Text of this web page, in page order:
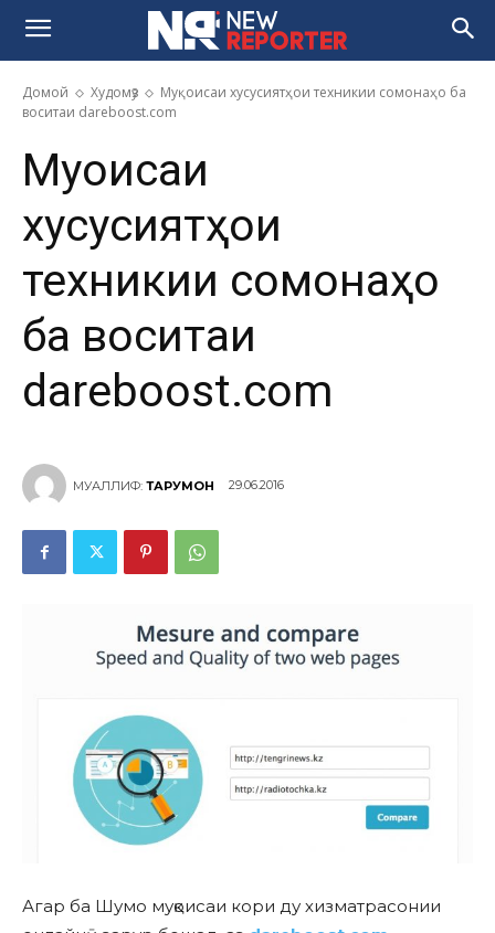
Домой Худомӯз
Муқоисаи хусусиятҳои техникии сомонаҳо ба
воситаи dareboost.com
Муқоисаи
хусусиятҳои
техникии сомонаҳо
ба воситаи
dareboost.com
МУАЛЛИФ: ТАРҶУМОН 29.06.2016
Агар ба Шумо муқоисаи кори ду хизматрасонии